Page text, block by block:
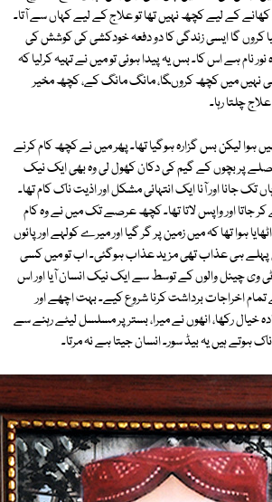
کے لیے کچھ نہیں تھا تو علاج کے لیے کہاں سے آتا۔
کیا کروں گا ایسی زندگی کا دو دفعہ خودکشی کی کوشش کی
نور نام ہے اس کا۔ بس یہ پیدا ہوئی تو میں نے تہیہ کرلیا کہ
نہیں میں کچھ کروںگا، مانگ مانگ کے، کچھ مخیر
چلتا رہا۔
لیکن بس گزارہ ہوگیا تھا۔ پھر میں نے کچھ کام کرنے
پر بچوں کے گیم کی دکان کھول لی وہ بھی ایک نیک
جانا اور آنا ایک انتہائی مشکل اور اذیت ناک کام تھا۔
جاتا اور واپس لاتا تھا۔ کچھ عرصے تک میں نے وہ کام
ہوا تھا کہ میں زمین پر گر گیا اور میرے کولہے اور پائوں
پہلے ہی عذاب تھی مزید عذاب ہوگئی۔ اب تو میں کسی
ٹی وی چینل والوں کے توسط سے ایک نیک انسان آیا اور اس
اخراجات برداشت کرنا شروع کیے۔ بہت اچھے اور
خیال رکھا، انھوں نے میرا، بستر پر مسلسل لیٹے رہنے سے
ہوتے ہیں یہ بیڈ سور۔ انسان جیتا ہے نہ مرتا۔